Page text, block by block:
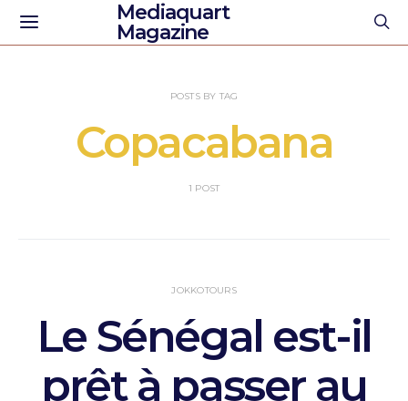
Mediaquart
Magazine
POSTS BY TAG
Copacabana
1 POST
JOKKOTOURS
Le Sénégal est-il
prêt à passer au